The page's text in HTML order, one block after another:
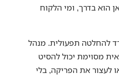
הוא בדרך, ומי הלקוח
להחלטה תפעולית. מנהל
מסוימת יכול להסיט
לעצור את הפריקה, בלי